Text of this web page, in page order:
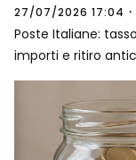
27/07/2026 17:04
Poste Italiane:
importi e ritiro